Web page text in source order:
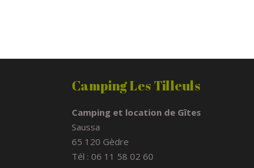
Camping Les Tilleuls
Camping et location de Gîtes
Saussa
65 120 Gèdre
Tél : 06 11 58 02 60